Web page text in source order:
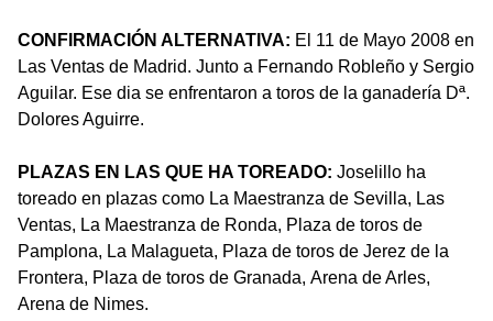
CONFIRMACIÓN ALTERNATIVA: El 11 de Mayo 2008 en
Las Ventas de Madrid. Junto a Fernando Robleño y Sergio
Aguilar. Ese dia se enfrentaron a toros de la ganadería Dª.
Dolores Aguirre.
PLAZAS EN LAS QUE HA TOREADO: Joselillo ha
toreado en plazas como La Maestranza de Sevilla, Las
Ventas, La Maestranza de Ronda, Plaza de toros de
Pamplona, La Malagueta, Plaza de toros de Jerez de la
Frontera, Plaza de toros de Granada, Arena de Arles,
Arena de Nimes.